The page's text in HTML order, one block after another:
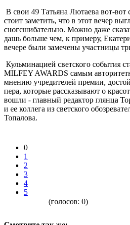
В свои 49 Татьяна Лютаева вот-вот
стоит заметить, что в этот вечер
сногсшибательно. Можно даже
дашь больше чем, к примеру,
вечере были замечены участницы
Кульминацией светского события
MILFEY AWARDS самым
мнению учредителей премии,
пера, которые рассказывают о
вошли - главный редактор глянца
и ее коллега из светского
Топалова.
0
1
2
3
4
5
(голосов: 0)